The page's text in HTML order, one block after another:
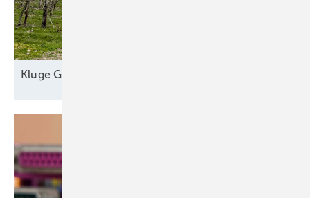
Kl ugeGrünstromautomaten